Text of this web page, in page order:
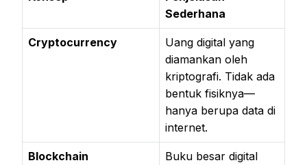
Sederhana
Cryptocurrency
Uang digital yang
diamankan oleh
kriptografi. Tidak ada
bentuk fisiknya—
hanya berupa data di
internet.
Blockchain
Buku besar digital